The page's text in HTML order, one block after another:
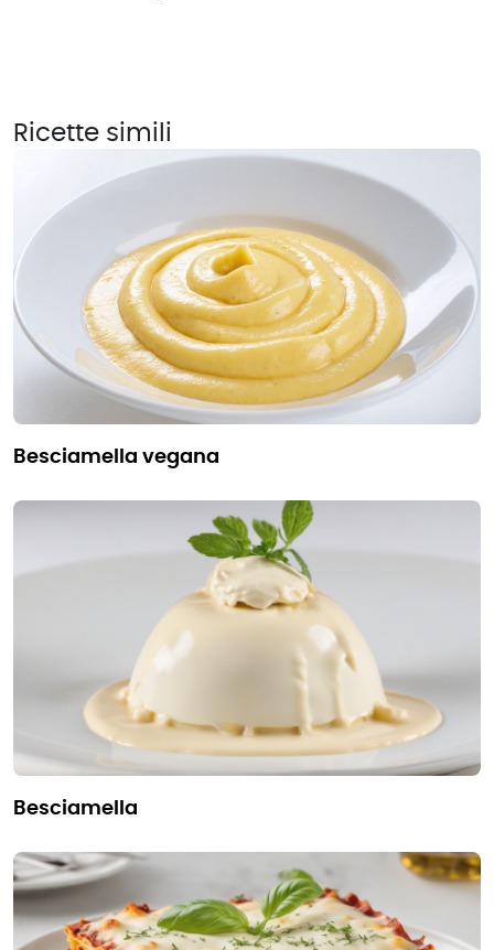
Ricette simili
besciamella vegana
besciamella